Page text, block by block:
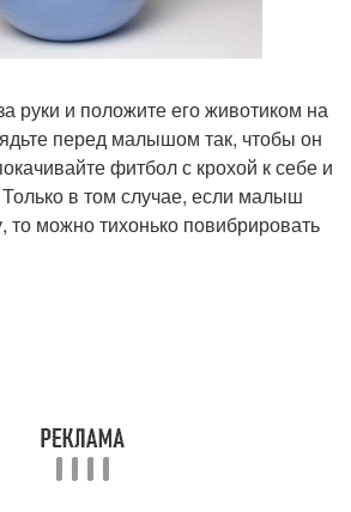
руки и положите его животиком на
перед малышом так, чтобы он
фитбол с крохой к себе и
в том случае, если малыш
то можно тихонько повибрировать